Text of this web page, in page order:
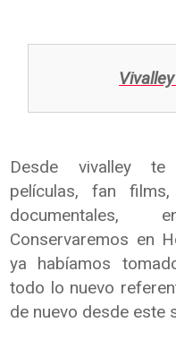
Desde vivalley te
películas, fan
documentales,
Conservaremos en
ya habíamos
todo lo nuevo
de nuevo desde este